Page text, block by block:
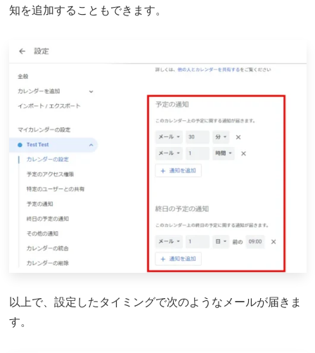
知を追加することもできます。
以上で、設定したタイミングで次のようなメールが届きま
す。